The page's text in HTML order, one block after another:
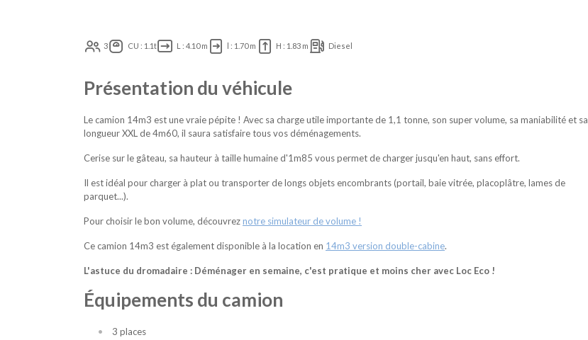
3 CU : 1.1t L : 4.10 m l : 1.70 m H : 1.83 m Diesel
Présentation du véhicule
Le camion 14m3 est une vraie pépite ! Avec sa charge utile importante de 1,1 tonne, son super volume, sa maniabilité et sa
longueur XXL de 4m60, il saura satisfaire tous vos déménagements.
Cerise sur le gâteau, sa hauteur à taille humaine d'1m85 vous permet de charger jusqu'en haut, sans effort.
Il est idéal pour charger à plat ou transporter de longs objets encombrants (portail, baie vitrée, placoplâtre, lames de
parquet...).
Pour choisir le bon volume, découvreznotre simulateur de volume !
Ce camion 14m3 est également disponible à la location en 14m3 version double-cabine.
L'astuce du dromadaire : Déménager en semaine, c'est pratique et moins cher avec Loc Eco !
Équipements du camion
3 places